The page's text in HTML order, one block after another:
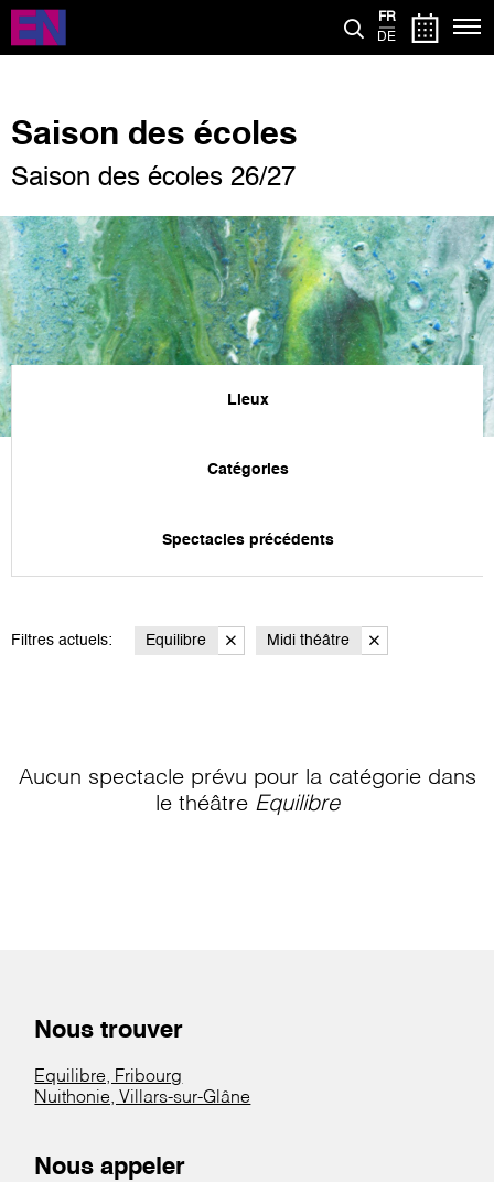
Aller
contenu
FR
DE
Saison des écoles
Saison des écoles 26/27
Lieux
Catégories
Spectacles précédents
Filtres actuels: Equilibre Midi théâtre
Aucun spectacle prévu pour la catégorie dans
le théâtre Equilibre
Nous trouver
Equilibre, Fribourg
Nuithonie, Villars-sur-Glâne
Nous appeler